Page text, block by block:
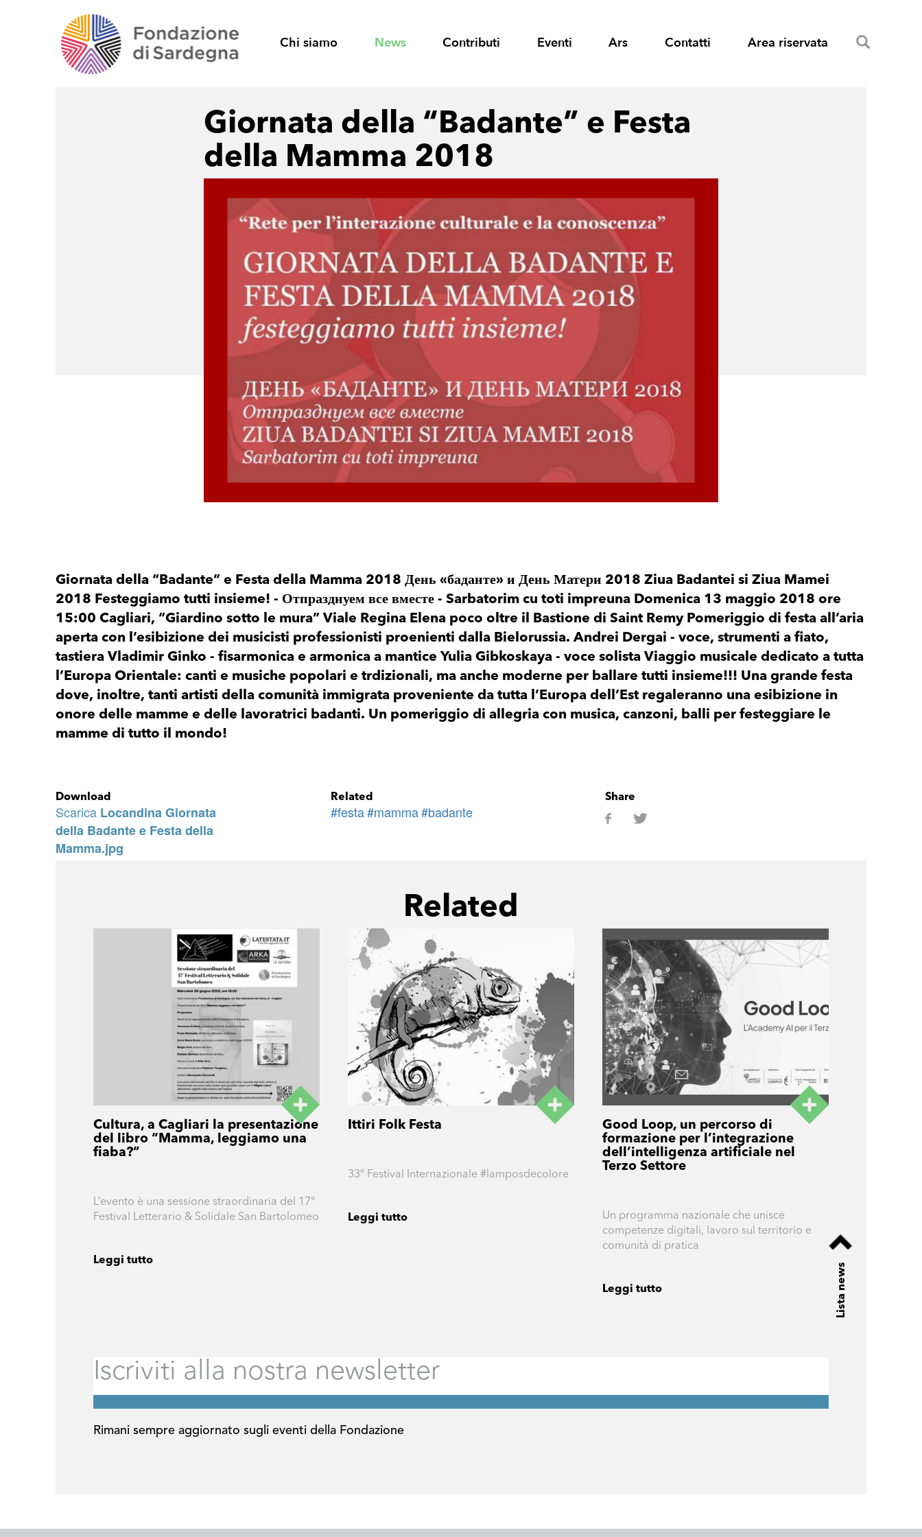
Chi siamo News Contributi Eventi Ars Contatti Area riservata
Giornata della “Badante” e Festa
della Mamma 2018
Giornata della “Badante” e Festa della Mamma 2018 День «баданте» и День Матери 2018 Ziua Badantei si Ziua Mamei
2018 Festeggiamo tutti insieme! - Отпразднуем все вместе - Sarbatorim cu toti impreuna Domenica 13 maggio 2018 ore
15:00 Cagliari, “Giardino sotto le mura” Viale Regina Elena poco oltre il Bastione di Saint Remy Pomeriggio di festa all’aria
aperta con l’esibizione dei musicisti professionisti proenienti dalla Bielorussia. Andrei Dergai - voce, strumenti a fiato,
tastiera Vladimir Ginko - fisarmonica e armonica a mantice Yulia Gibkoskaya - voce solista Viaggio musicale dedicato a tutta
l’Europa Orientale: canti e musiche popolari e trdizionali, ma anche moderne per ballare tutti insieme!!! Una grande festa
dove, inoltre, tanti artisti della comunità immigrata proveniente da tutta l’Europa dell’Est regaleranno una esibizione in
onore delle mamme e delle lavoratrici badanti. Un pomeriggio di allegria con musica, canzoni, balli per festeggiare le
mamme di tutto il mondo!
Download
Scarica Locandina Giornata
della Badante e Festa della
Mamma.jpg
Related
#festa#mamma#badante
Share
Related
Cultura, a Cagliari la presentazione
del libro “Mamma, leggiamo una
fiaba?”
L’evento è una sessione straordinaria del 17°
Festival Letterario & Solidale San Bartolomeo
Leggi tutto
Ittiri Folk Festa
33° Festival Internazionale #lamposdecolore
Leggi tutto
Good Loop, un percorso di
formazione per l’integrazione
dell’intelligenza artificiale nel
Terzo Settore
Un programma nazionale che unisce
competenze digitali, lavoro sul territorio e
comunità di pratica
Leggi tutto Lista news
Rimani sempre aggiornato sugli eventi della Fondazione